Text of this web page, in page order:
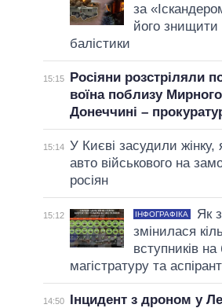
за
його знищити
балістики
15:15
Росіяни розстріляли
воїна поблизу
Донеччині –
15:14 У Києві засудили жінку,
авто військового на
росіян
15:12 ІНФОГРАФІКА
Як
змінилася
вступників
магістратуру та
14:50
Інцидент з дроном у